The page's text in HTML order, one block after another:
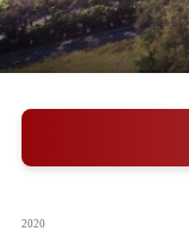
师资队伍
科学研究
教学培养
学院党建
2020